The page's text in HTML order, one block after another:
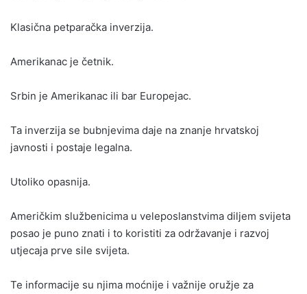
Klasična petparačka inverzija.
Amerikanac je četnik.
Srbin je Amerikanac ili bar Europejac.
Ta inverzija se bubnjevima daje na znanje hrvatskoj
javnosti i postaje legalna.
Utoliko opasnija.
Američkim službenicima u veleposlanstvima diljem svijeta
posao je puno znati i to koristiti za održavanje i razvoj
utjecaja prve sile svijeta.
Te informacije su njima moćnije i važnije oružje za